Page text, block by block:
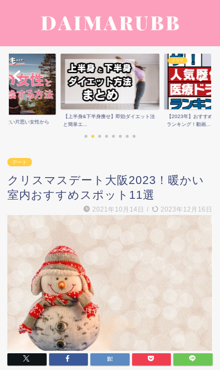
せ】即効ダイエット法
ドラマ
【2023年】おすすめ歴代医療ドラマ人気
ランキング！動画...
男性芸能人の結婚お似
ング！歴代彼女や画...
デート
クリスマスデート大阪2023！暖かい
室内おすすめスポット11選
2021年10月14日 / 2023年12月16日